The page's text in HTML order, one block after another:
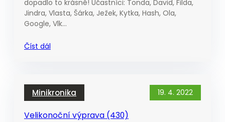
dopadlo to krásně! Účastníci: Tonda, David, Filda,
Jindra, Vlasta, Šárka, Ježek, Kytka, Hash, Ola,
Google, Vlk…
Číst dál
Minikronika 19. 4. 2022
Velikonoční výprava (430)